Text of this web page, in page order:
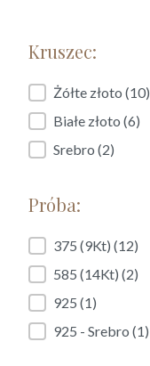
Kruszec:
Kruszec:
Żółte złoto (10)
Białe złoto (6)
Srebro (2)
Próba:
Próba:375 (9Kt) (12)
585 (14Kt) (2)
925 (1)
925 - Srebro (1)